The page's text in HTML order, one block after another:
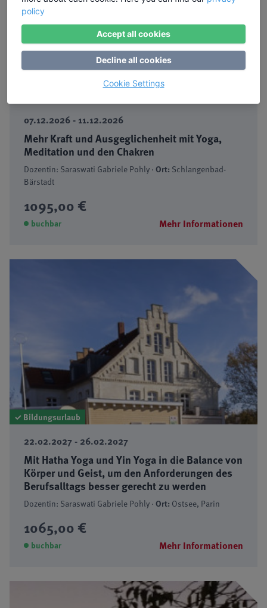
07.12.2026 - 11.12.2026
Mehr Kraft und Ausgeglichenheit mit Yoga,
Meditation und den Chakren
Dozentin: Saraswati Gabriele Pohly ·Ort: Schlangenbad-
Bärstadt
1095,00 €
buchbar Mehr Informationen
✓ Bildungsurlaub
22.02.2027 - 26.02.2027
Mit Hatha Yoga und Yin Yoga in die Balance von
Körper und Geist, um den Anforderungen des
Berufsalltags besser gerecht zu werden
Dozentin: Saraswati Gabriele Pohly ·Ort: Ostsee, Parin
1065,00 €
buchbar Mehr Informationen
policy
Accept all cookies
Decline all cookies
Cookie Settings